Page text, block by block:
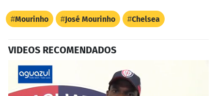
Mourinho José Mourinho Chelsea
VIDEOS RECOMENDADOS